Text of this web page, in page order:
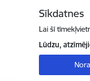
Sīkdatnes
Lai šī
Lūdzu,